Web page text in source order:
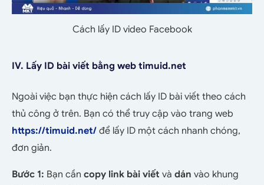
Cách lấy ID video Facebook
IV. Lấy ID bài viết bằng web timuid.net
Ngoài việc bạn thực hiện cách lấy ID bài viết theo cách
thủ công ở trên. Bạn có thể truy cập vào trang web
https://timuid.net/ để lấy ID một cách nhanh chóng,
đơn giản.
Bước 1: Bạn cần copy link bài viết và dán vào khung